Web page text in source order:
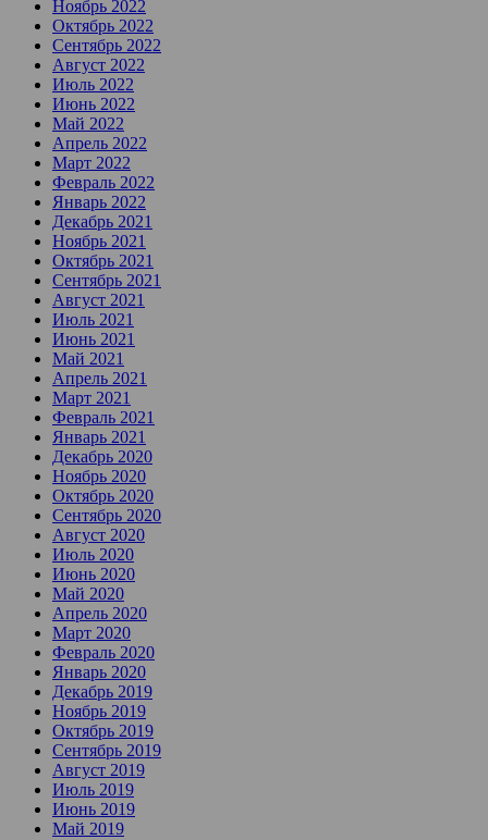
Ноябрь 2022
Октябрь 2022
Сентябрь 2022
Август 2022
Июль 2022
Июнь 2022
Май 2022
Апрель 2022
Март 2022
Февраль 2022
Январь 2022
Декабрь 2021
Ноябрь 2021
Октябрь 2021
Сентябрь 2021
Август 2021
Июль 2021
Июнь 2021
Май 2021
Апрель 2021
Март 2021
Февраль 2021
Январь 2021
Декабрь 2020
Ноябрь 2020
Октябрь 2020
Сентябрь 2020
Август 2020
Июль 2020
Июнь 2020
Май 2020
Апрель 2020
Март 2020
Февраль 2020
Январь 2020
Декабрь 2019
Ноябрь 2019
Октябрь 2019
Сентябрь 2019
Август 2019
Июль 2019
Июнь 2019
Май 2019